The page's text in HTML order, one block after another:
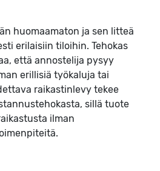
huomaamaton ja sen litteä
erilaisiin tiloihin. Tehokas
että annostelija pysyy
erillisiä työkaluja tai
raikastinlevy tekee
sillä tuote
ilman